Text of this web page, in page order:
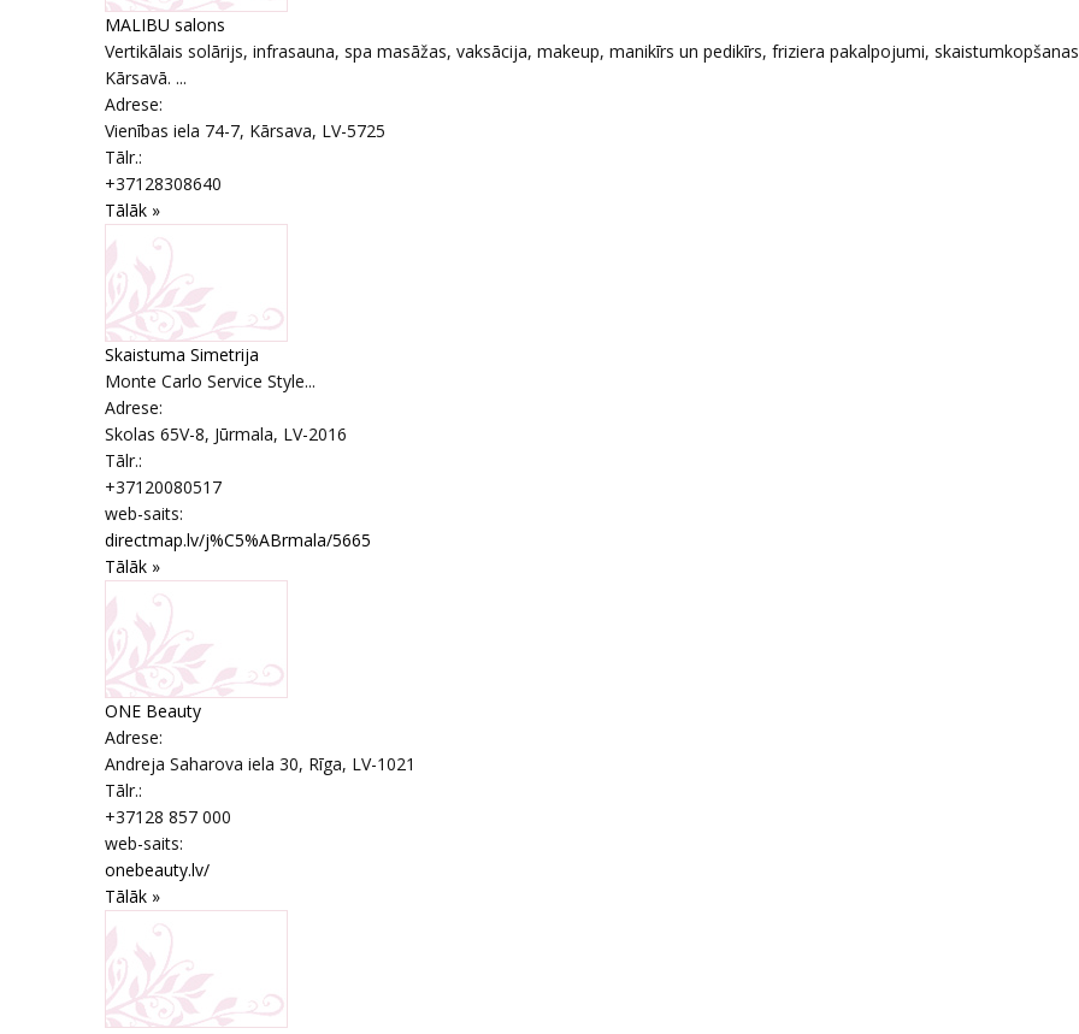
MALIBU salons
Vertikālais solārijs, infrasauna, spa masāžas, vaksācija, makeup, manikīrs un pedikīrs, friziera pakalpojumi,
Kārsavā. ...
Adrese:
Vienības iela 74-7, Kārsava, LV-5725
Tālr.:
+37128308640
Tālāk »
Skaistuma Simetrija
Monte Carlo Service Style...
Adrese:
Skolas 65V-8, Jūrmala, LV-2016
Tālr.:
+37120080517
web-saits:
directmap.lv/j%C5%ABrmala/5665
Tālāk »
ONE Beauty
Adrese:
Andreja Saharova iela 30, Rīga, LV-1021
Tālr.:
+37128 857 000
web-saits:
onebeauty.lv/
Tālāk »